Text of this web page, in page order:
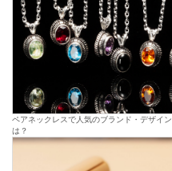
ペアネックレスで人気のブランド・デザイン
は？